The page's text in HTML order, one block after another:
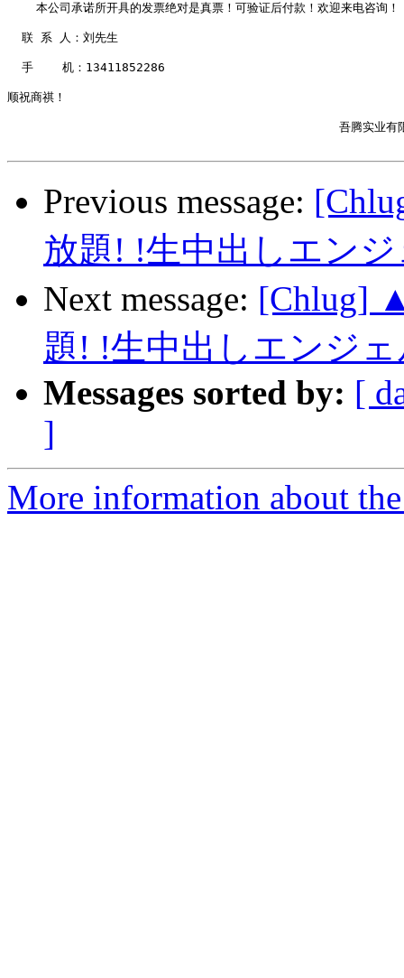
本公司承诺所开具的发票绝对是真票！可验证后付款！欢迎来电咨询
  联 系 人：刘先生
  手    机：13411852286
顺祝商祺！
吾腾实业有
Previous message:
放題! !生中出しエン
Next message: [Chlug]
題! !生中出しエンジ
Messages sorted by: [
]
More information about